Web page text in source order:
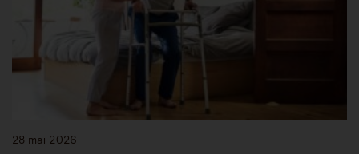
28 mai 2026